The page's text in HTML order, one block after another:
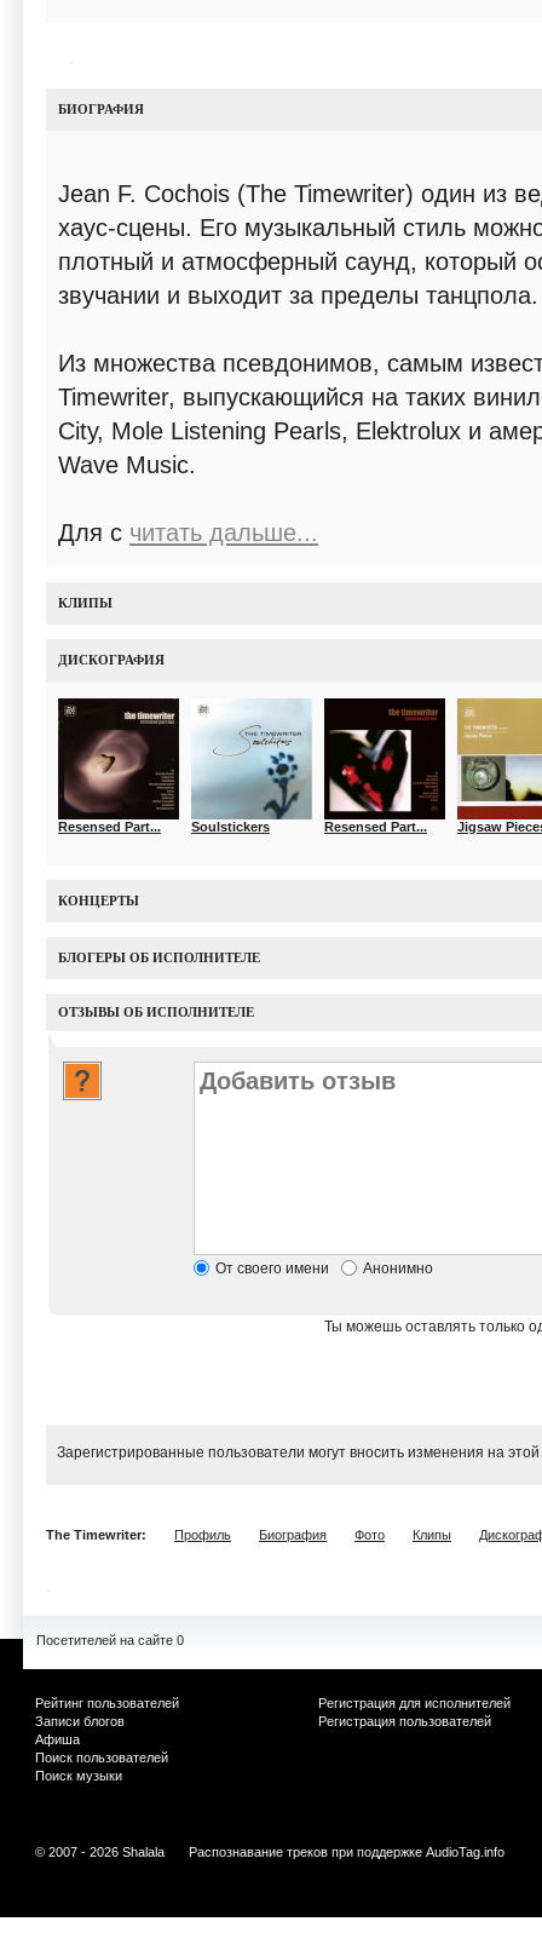
БИОГРАФИЯ
Jean F. Cochois (The Timewriter) один из
хаус-сцены. Его музыкальный стиль
плотный и атмосферный саунд, который
звучании и выходит за пределы танцпола.
Из множества псевдонимов, самым
Timewriter, выпускающийся на таких
City, Mole Listening Pearls, Elektrolux и
Wave Music.
Для с читать дальше...
КЛИПЫ
ДИСКОГРАФИЯ
Resensed Part... Soulstickers Resensed Part... Jigsaw
КОНЦЕРТЫ
БЛОГЕРЫ ОБ ИСПОЛНИТЕЛЕ
ОТЗЫВЫ ОБ ИСПОЛНИТЕЛЕ
От своего имени Анонимно
Ты можешь оставлять только
Зарегистрированные пользователи могут вносить изменения на
The Timewriter: Профиль Биография Фото Клипы
Посетителей на сайте 0
Рейтинг пользователей
Записи блогов
Афиша
Поиск пользователей
Поиск музыки
Регистрация для исполнителей
Регистрация пользователей
© 2007 - 2026 Shalala Распознавание треков при поддержке AudioTag.info